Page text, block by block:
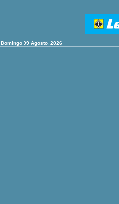
Domingo 09 Agosto, 2026